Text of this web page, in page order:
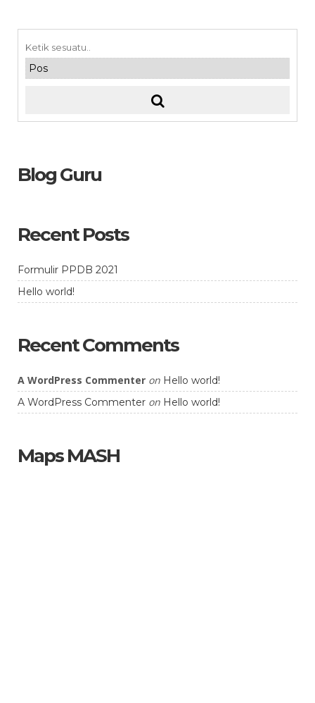
Blog Guru
Recent Posts
Formulir PPDB 2021
Hello world!
Recent Comments
A WordPress Commenter on Hello world!
A WordPress Commenter on Hello world!
Maps MASH